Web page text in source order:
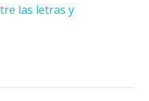
las letras y
Nobel de